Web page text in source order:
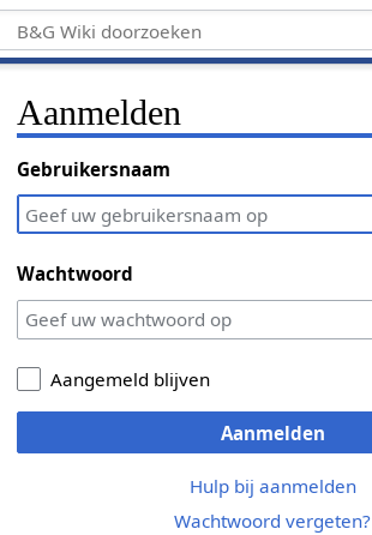
Aanmelden
Gebruikersnaam
Wachtwoord
Aangemeld blijven
Aanmelden
Hulp bij aanmelden
Wachtwoord vergeten?